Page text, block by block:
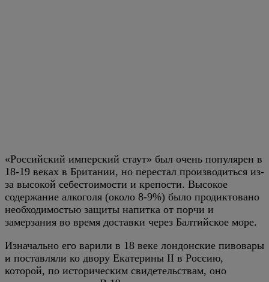
«Российский имперский стаут» был очень популярен в
18-19 веках в Британии, но перестал производиться из-
за высокой себестоимости и крепости. Высокое
содержание алкоголя (около 8-9%) было продиктовано
необходимостью защиты напитка от порчи и
замерзания во время доставки через Балтийское море.
Изначально его варили в 18 веке лондонские пивовары
и поставляли ко двору Екатерины II в Россию,
которой, по историческим свидетельствам, оно